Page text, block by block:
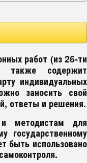
работ (из 26-ти
также содержит
индивидуальных
заносить свой
ответы и решения.
и методистам для
государственному
быть использовано